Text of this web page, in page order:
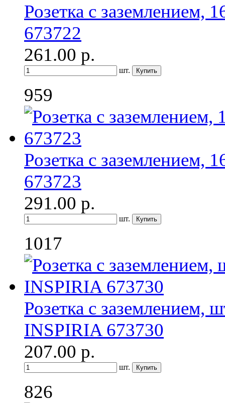
Розетка с
673722
261.00 р.
шт.
959
Розетка с заземлением,
673723
291.00 р.
шт.
1017
Розетка с
INSPIRIA 673730
207.00 р.
шт.
826